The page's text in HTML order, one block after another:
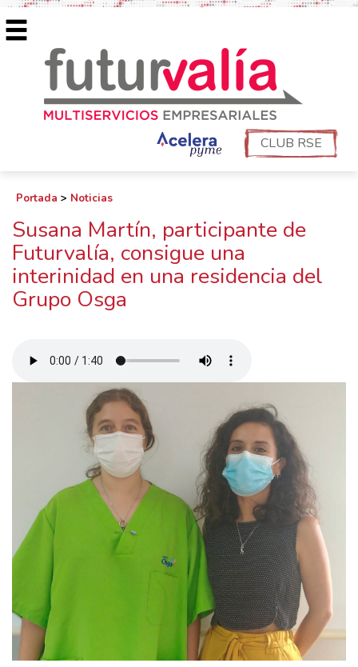
CLUB RSE
Portada > Noticias
Susana Martín, participante de
Futurvalía, consigue una
interinidad en una residencia del
Grupo Osga